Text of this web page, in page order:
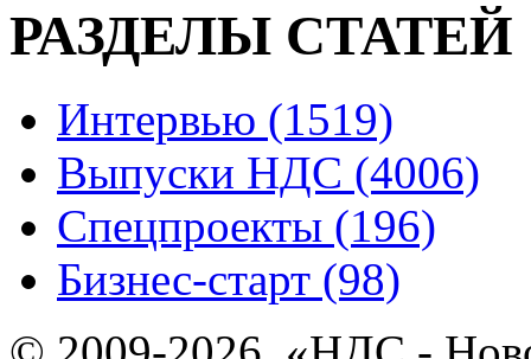
РАЗДЕЛЫ СТАТЕЙ
Интервью (1519)
Выпуски НДС (4006)
Спецпроекты (196)
Бизнес-старт (98)